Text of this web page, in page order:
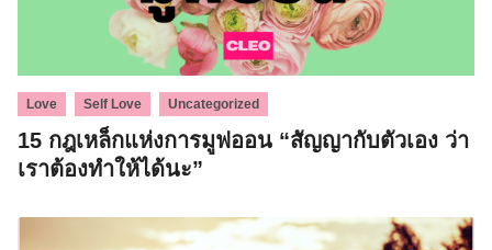
Love Self Love Uncategorized
15 กฎเหล็กแห่งการมูฟออน “สัญญากับตัวเอง ว่า
เราต้องทำให้ได้นะ”